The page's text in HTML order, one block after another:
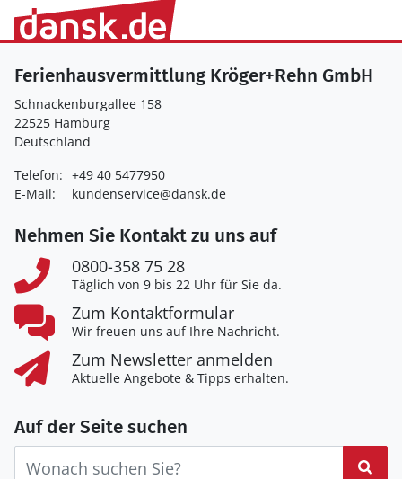
Ferienhausvermittlung Kröger+Rehn GmbH
Schnackenburgallee 158
22525 Hamburg
Deutschland
Telefon: +49 40 5477950
E-Mail:
kundenservice@dansk.de
Nehmen Sie Kontakt zu uns auf
0800-358 75 28
Täglich von 9 bis 22 Uhr für Sie da.
Zum Kontaktformular
Wir freuen uns auf Ihre Nachricht.
Zum Newsletter anmelden
Aktuelle Angebote & Tipps erhalten.
Auf der Seite suchen